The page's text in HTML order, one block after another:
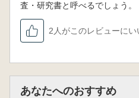
査・研究書と呼べるでしょう。
2人がこのレビューにい
あなたへのおすすめ